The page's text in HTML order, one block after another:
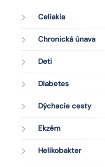
Celiakia
Chronická únava
Deti
Diabetes
Dýchacie cesty
Ekzém
Helikobakter